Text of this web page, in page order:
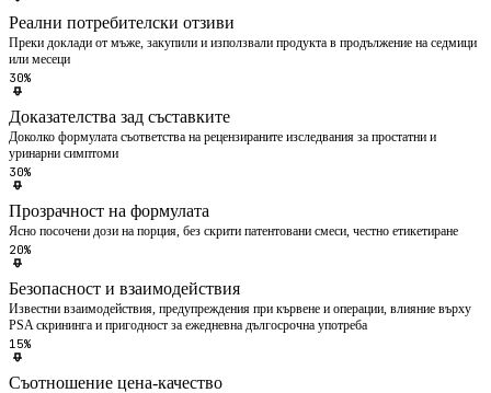
Реални потребителски отзиви
Преки доклади от мъже, закупили и използвали продукта в продължение на седмици
или месеци
30%
Доказателства зад съставките
Доколко формулата съответства на рецензираните изследвания за простатни и
уринарни симптоми
30%
Прозрачност на формулата
Ясно посочени дози на порция, без скрити патентовани смеси, честно етикетиране
20%
Безопасност и взаимодействия
Известни взаимодействия, предупреждения при кървене и операции, влияние върху
PSA скрининга и пригодност за ежедневна дългосрочна употреба
15%
Съотношение цена-качество